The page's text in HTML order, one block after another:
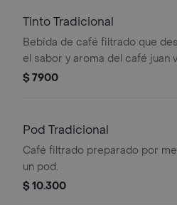
Tinto Tradicional
Bebida de café filtrado que
el sabor y aroma del café juan
$ 7900
Pod Tradicional
Café filtrado preparado por
un pod.
$ 10.300